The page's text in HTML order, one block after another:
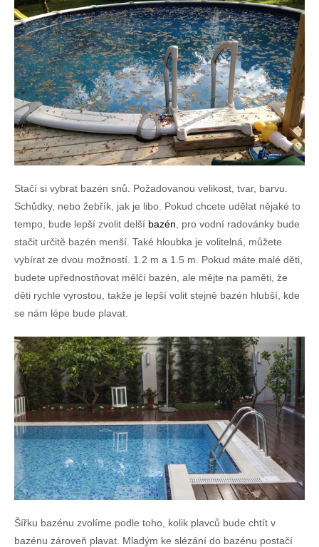
Stačí si vybrat bazén snů. Požadovanou velikost, tvar, barvu.
Schůdky, nebo žebřík, jak je libo. Pokud chcete udělat nějaké to
tempo, bude lepší zvolit delší bazén , pro vodní radovánky bude
stačit určitě bazén menší. Také hloubka je volitelná, můžete
vybírat ze dvou možností. 1.2 m a 1.5 m. Pokud máte malé děti,
budete upřednostňovat mělčí bazén, ale mějte na paměti, že
děti rychle vyrostou, takže je lepší volit stejně bazén hlubší, kde
se nám lépe bude plavat.
Šířku bazénu zvolíme podle toho, kolik plavců bude chtít v
bazénu zároveň plavat. Mladým ke slézání do bazénu postačí